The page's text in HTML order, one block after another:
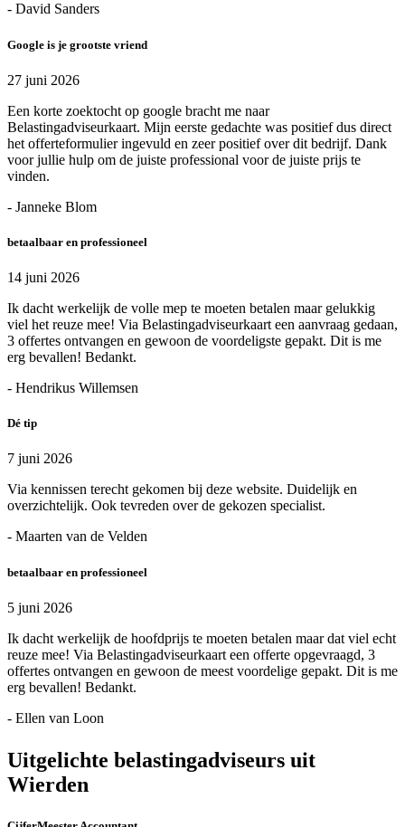
- David Sanders
Google is je grootste vriend
27 juni 2026
Een korte zoektocht op google bracht me naar
Belastingadviseurkaart. Mijn eerste gedachte was positief dus direct
het offerteformulier ingevuld en zeer positief over dit bedrijf. Dank
voor jullie hulp om de juiste professional voor de juiste prijs te
vinden.
- Janneke Blom
betaalbaar en professioneel
14 juni 2026
Ik dacht werkelijk de volle mep te moeten betalen maar gelukkig
viel het reuze mee! Via Belastingadviseurkaart een aanvraag gedaan,
3 offertes ontvangen en gewoon de voordeligste gepakt. Dit is me
erg bevallen! Bedankt.
- Hendrikus Willemsen
Dé tip
7 juni 2026
Via kennissen terecht gekomen bij deze website. Duidelijk en
overzichtelijk. Ook tevreden over de gekozen specialist.
- Maarten van de Velden
betaalbaar en professioneel
5 juni 2026
Ik dacht werkelijk de hoofdprijs te moeten betalen maar dat viel echt
reuze mee! Via Belastingadviseurkaart een offerte opgevraagd, 3
offertes ontvangen en gewoon de meest voordelige gepakt. Dit is me
erg bevallen! Bedankt.
- Ellen van Loon
Uitgelichte belastingadviseurs uit
Wierden